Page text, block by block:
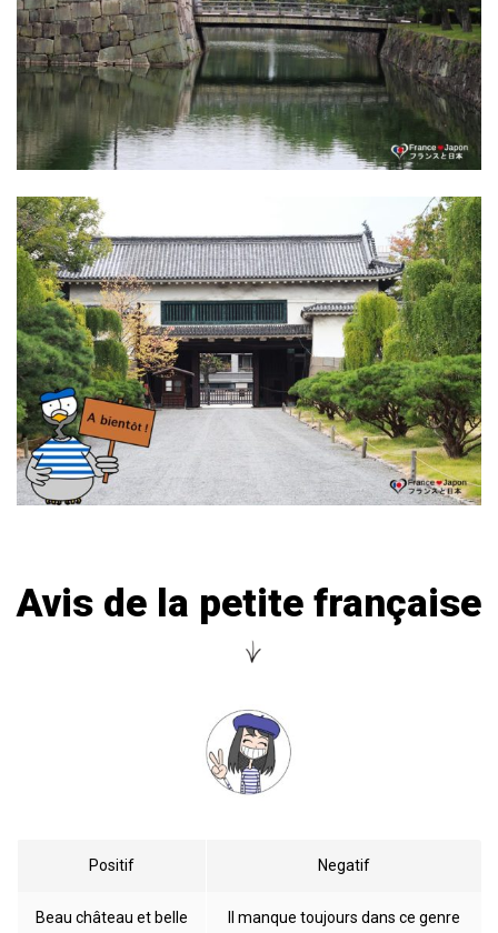
Avis de la petite française
Positif Negatif
Beau château et belle
Il manque toujours dans ce genre